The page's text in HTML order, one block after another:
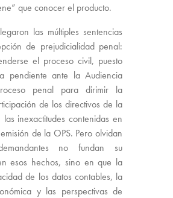
que conocer el producto.
las múltiples sentencias
de prejudicialidad penal:
el proceso civil, puesto
pendiente ante la Audiencia
penal para dirimir la
de los directivos de la
inexactitudes contenidas en
de la OPS. Pero olvidan
no fundan su
esos hechos, sino en que la
de los datos contables, la
y las perspectivas de